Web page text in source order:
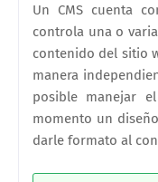
Un CMS cuenta
controla una o
contenido del sitio
manera
posible manejar
momento un
darle formato al